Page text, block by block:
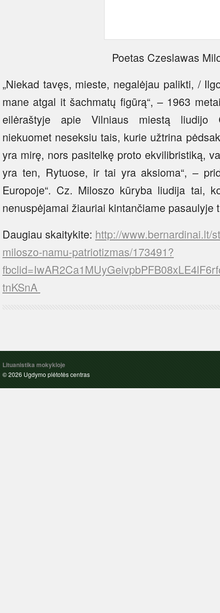
Poetas Czeslawas
„Niekad tavęs, mieste, negalėjau palikti, /
mane atgal it šachmatų figūrą“, – 1963
eilėraštyje apie Vilniaus miestą liudijo
niekuomet neseksiu tais, kurie užtrina
yra mirę, nors pasitelkę proto ekvilibristiką,
yra ten, Rytuose, ir tai yra aksioma“, –
Europoje“. Cz. Miloszo kūryba liudija tai,
nenuspėjamai žiauriai kintančiame pasaulyje
Daugiau skaitykite: http://www.bernardinai.lt/
miloszo-namu-patriotizmas/173491?
tnKSnA
Lituanistika mokykloje
© 2026 Ugdymo plėtotės centras